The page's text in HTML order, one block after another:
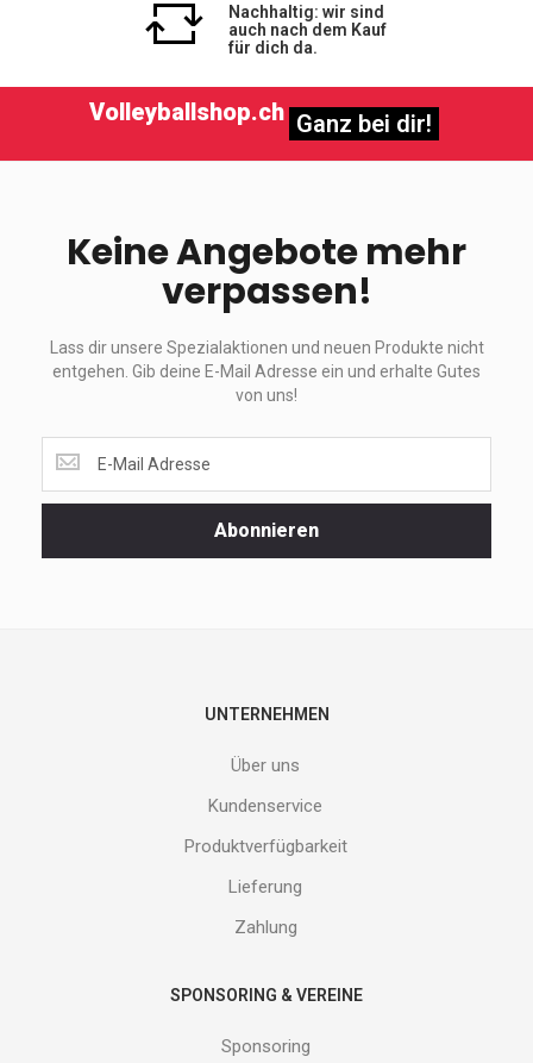
Nachhaltig: wir sind
auch nach dem Kauf
für dich da.
Volleyballshop.ch Ganz bei dir!
Keine Angebote mehr
verpassen!
Lass dir unsere Spezialaktionen und neuen Produkte nicht
entgehen. Gib deine E-Mail Adresse ein und erhalte Gutes
von uns!
dir
unsere
Abonnieren
UNTERNEHMEN
Über uns
Kundenservice
Produktverfügbarkeit
Lieferung
Zahlung
SPONSORING & VEREINE
Sponsoring